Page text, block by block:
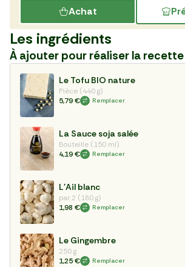
Achat
Les ingrédients
À ajouter pour réaliser la recette
Le Tofu BIO nature
Pièce (440 g)
5,79 €
Remplacer
La Sauce soja salée
Bouteille (150 ml)
4,19 €
Remplacer
L'Ail blanc
par 2 (180 g)
1,98 €
Remplacer
Le Gingembre
250 g
1,25 €
Remplacer